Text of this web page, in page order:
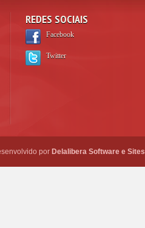
REDES SOCIAIS
Facebook
Twitter
por Delalibera Software e Sites